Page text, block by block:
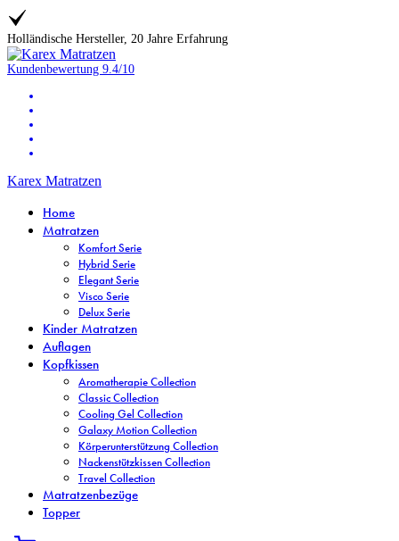
Holländische Hersteller, 20 Jahre Erfahrung
Kundenbewertung 9.4/10
Karex Matratzen
Home
Matratzen
Komfort Serie
Hybrid Serie
Elegant Serie
Visco Serie
Delux Serie
Kinder Matratzen
Auflagen
Kopfkissen
Aromatherapie Collection
Classic Collection
Cooling Gel Collection
Galaxy Motion Collection
Körperunterstützung Collection
Nackenstützkissen Collection
Travel Collection
Matratzenbezüge
Topper